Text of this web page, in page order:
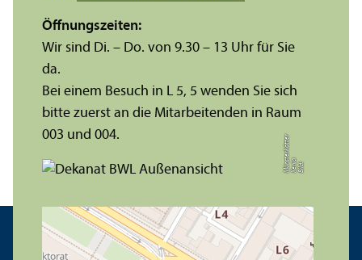
Bil
d:
X
e
ni
aM
ü
n
s
te
r
k
ö
t
t
e
r
Öffnungs­zeiten:
Wir sind Di. – Do. von 9.30 – 13 Uhr für Sie
da.
Bei einem Besuch in L 5, 5 wenden Sie sich
bitte zuerst an die Mitarbeitenden in Raum
003 und 004.